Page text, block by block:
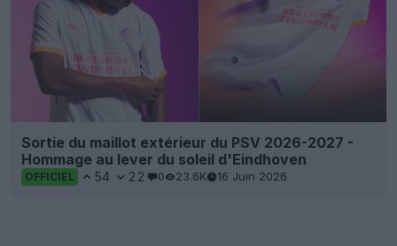
Sortie du maillot extérieur du PSV 2026-2027 -
Hommage au lever du soleil d'Eindhoven
OFFICIEL 54 22 0 23.6K 16 Juin 2026